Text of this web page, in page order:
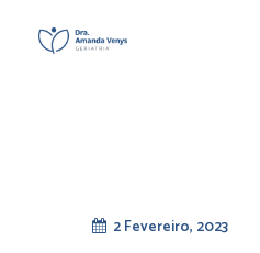
2 Fevereiro, 2023